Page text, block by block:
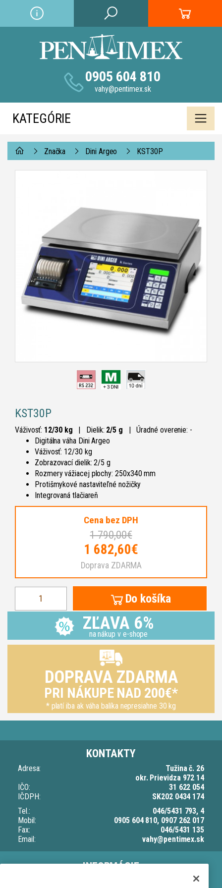
0905 604 810
vahy@pentimex.sk
KATEGÓRIE
Značka Dini Argeo KST30P
KST30P
Váživosť: 12/30 kg | Dielik: 2/5 g |Úradné overenie: -
Digitálna váha Dini Argeo
Váživosť: 12/30 kg
Zobrazovací dielik: 2/5 g
Rozmery vážiacej plochy: 250x340 mm
Protišmykové nastaviteľné nožičky
Integrovaná tlačiareň
Cena bez DPH
1 790,00€
1 682,60€
Doprava ZDARMA
Do košíka
ZĽAVA 6%
na nákup v e-shope
DOPRAVA ZDARMA
PRI NÁKUPE NAD 200€*
* platí iba ak váha balíka nepresiahne 30 kg
KONTAKTY
Adresa:
Tužina č. 26
okr. Prievidza 972 14
IČO:
31 622 054
IČDPH:
SK202 0434 174
Tel.:
046/5431 793, 4
Mobil:
0905 604 810, 0907 262 017
Fax:
046/5431 135
Email:
vahy@pentimex.sk
INFORMÁCIE